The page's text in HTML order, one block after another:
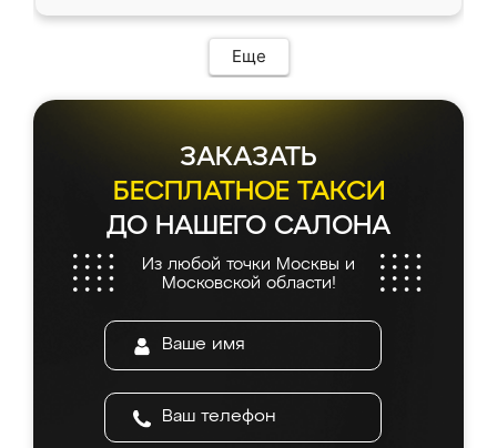
Еще
ЗАКАЗАТЬ
БЕСПЛАТНОЕ ТАКСИ
ДО НАШЕГО САЛОНА
Из любой точки Москвы и
Московской области!